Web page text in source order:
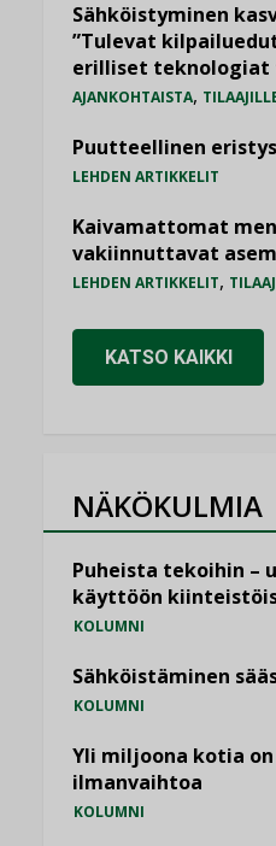
Sähköistyminen
”Tulevat
erilliset teknologiat
AJANKOHTAISTA,
Puutteellinen
LEHDEN ARTIKKELIT
Kaivamattomat
vakiinnuttavat
LEHDEN ARTIKKELIT,
KATSO KAIKKI
NÄKÖKULMIA
Puheista tekoihin –
käyttöön
KOLUMNI
Sähköistäminen
KOLUMNI
Yli miljoona kotia
ilmanvaihtoa
KOLUMNI